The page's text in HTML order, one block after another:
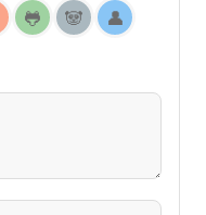
🐸 🐼
👤